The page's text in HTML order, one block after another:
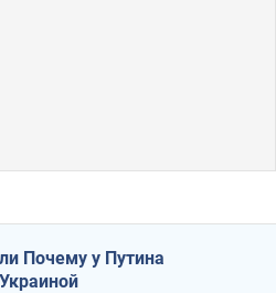
Почему у Путина